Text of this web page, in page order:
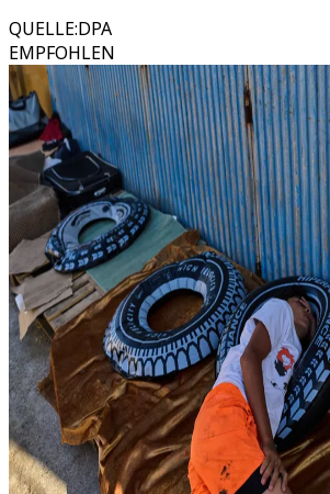
QUELLE:DPA
EMPFOHLEN